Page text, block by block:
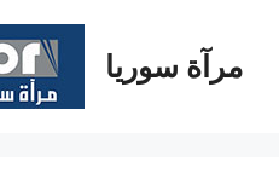
المحتوىمرآة سوريا